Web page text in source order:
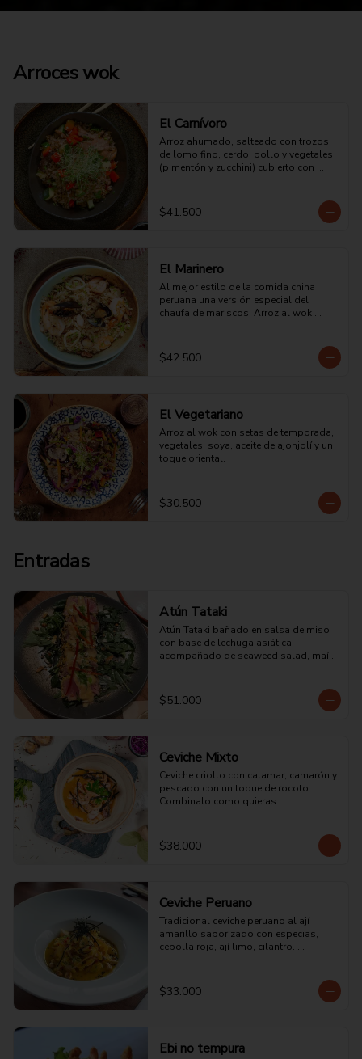
Arroces wok
El Carnívoro
Arroz ahumado, salteado con trozos
de lomo fino, cerdo, pollo y vegetales
(pimentón y zucchini) cubierto con
y salsa de ostras.
$41.500
El Marinero
Al mejor estilo de la comida china
peruana una versión especial del
chaufa de mariscos. Arroz al wok
salsa oriental, tortilla de huevo y un
toque de ciboulette.
$42.500
El Vegetariano
Arroz al wok con setas de temporada,
vegetales, soya, aceite de ajonjolí y un
toque oriental.
$30.500
Entradas
Atún Tataki
Atún Tataki bañado en salsa de miso
con base de lechuga asiática
acompañado de seaweed salad, maíz
$51.000
Ceviche Mixto
Ceviche criollo con calamar, camarón y
pescado con un toque de rocoto.
Combinalo como quieras.
$38.000
Ceviche Peruano
Tradicional ceviche peruano al ají
amarillo saborizado con especias,
cebolla roja, ají limo, cilantro.
$33.000
Ebi no tempura